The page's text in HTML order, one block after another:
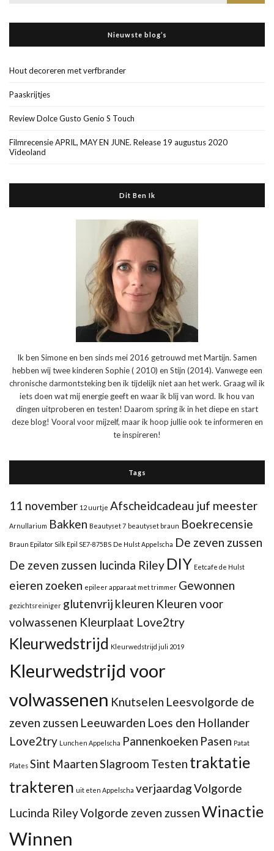
Nieuwste blog’s
Hout decoreren met verfbrander
Paaskrijtjes
Review Dolce Gusto Genio S Touch
Filmrecensie APRIL, MAY EN JUNE. Release 19 augustus 2020
Videoland
Dit Ben Ik
Ik ben Simone en ben sinds mei 2016 getrouwd met Martijn. Samen
hebben wij twee kinderen Sophie ( 2010) en Stijn (2014). Vanwege een
chronische darmontsteking ben ik tijdelijk niet aan het werk. Graag wil ik
iets doen wat mij energie geeft en waar ik blij van word. Ik hou van
dingen uitproberen en testen! Daarom spring ik in het diepe en start
deze blog! Vooral voor mijzelf, maar ik hoop jullie ook te informeren en
te inspireren!
Tags
11 november 12 uurtje Afscheidcadeau juf meester
Arnullarium Bakken Beautyset 7 beautyset braun Boekrecensie
Braun Epilator Silk Epil SE7-875BS De Hulst Appelscha De zeven zussen
De zeven zussen lucinda Riley DIY Eetcafe de Hulst
eieren zoeken epileer apparaat met trimmer Gewonnen
gezichtsreiniger glutenvrij kleuren Kleuren voor
volwassenen Kleurplaat Love2try
Kleurwedstrijd Kleurwedstrijd juli 2019
Kleurwedstrijd voor
volwassenen Knutselen Leesvolgorde de
zeven zussen Leeuwarden Loes den Hollander
Love2try Lunchen Appelscha Pannenkoeken Pasen Patat
Plates Sint MaartenSlagroom Testen traktatie
trakteren uit eten Appelscha verjaardagVolgorde
Lucinda RileyVolgorde zeven zussenWinactie
Winnen